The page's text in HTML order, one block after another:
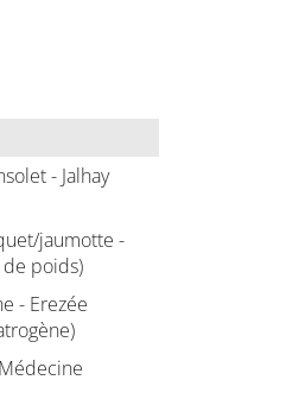
- Jalhay
jaumotte -
poids)
- Erezée